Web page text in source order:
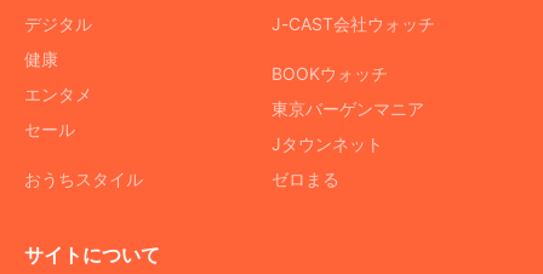
デジタル
健康
エンタメ
セール
おうちスタイル
J-CAST会社ウォッチ
BOOKウォッチ
東京バーゲンマニア
Jタウンネット
ゼロまる
サイトについて